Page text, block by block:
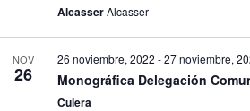
AlcasserAlcasser
NOV
26
26 noviembre, 2022 -27 noviembre,
Monográfica Delegación
Culera